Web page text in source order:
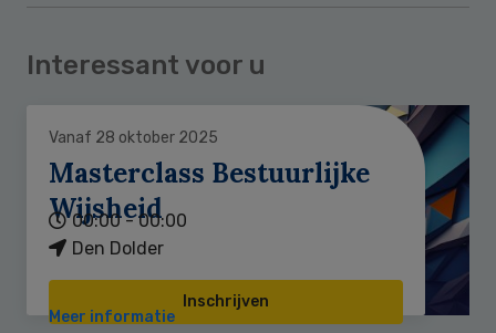
Interessant voor u
Vanaf 28 oktober 2025
Masterclass Bestuurlijke
Wijsheid
00:00 - 00:00
Den Dolder
Inschrijven
Meer informatie